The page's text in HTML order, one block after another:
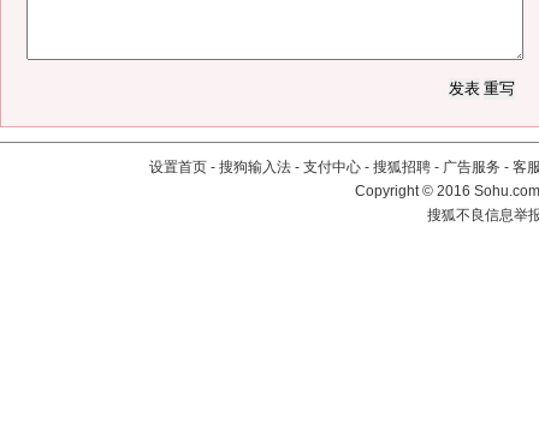
设置首页 - 搜狗输入法 - 支付中心 - 搜狐招聘 - 广告服务 - 客
Copyright©2016
搜狐不良信息举